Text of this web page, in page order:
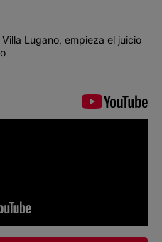
Lugano, empieza el juicio